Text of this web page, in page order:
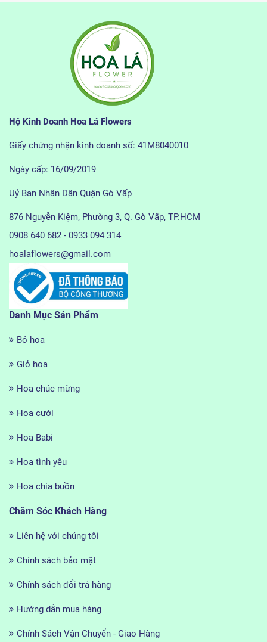
Hộ Kinh Doanh Hoa Lá Flowers
Giấy chứng nhận kinh doanh số: 41M8040010
Ngày cấp: 16/09/2019
Uỷ Ban Nhân Dân Quận Gò Vấp
876 Nguyễn Kiệm, Phường 3, Q. Gò Vấp, TP.HCM
0908 640 682 - 0933 094 314
hoalaflowers@gmail.com
Danh Mục Sản Phẩm
Bó hoa
Giỏ hoa
Hoa chúc mừng
Hoa cưới
Hoa Babi
Hoa tình yêu
Hoa chia buồn
Chăm Sóc Khách Hàng
Liên hệ với chúng tôi
Chính sách bảo mật
Chính sách đổi trả hàng
Hướng dẫn mua hàng
Chính Sách Vận Chuyển - Giao Hàng